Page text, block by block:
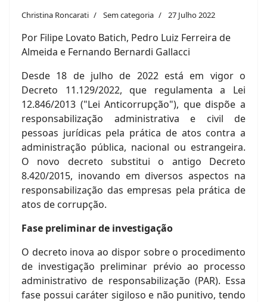
Christina Roncarati Sem categoria 27 Julho 2022
Por Filipe Lovato Batich, Pedro Luiz Ferreira de
Almeida e Fernando Bernardi Gallacci
Desde 18 de julho de 2022 está em vigor o
Decreto 11.129/2022, que regulamenta a Lei
12.846/2013 ("Lei Anticorrupção"), que dispõe a
responsabilização administrativa e civil de
pessoas jurídicas pela prática de atos contra a
administração pública, nacional ou estrangeira.
O novo decreto substitui o antigo Decreto
8.420/2015, inovando em diversos aspectos na
responsabilização das empresas pela prática de
atos de corrupção.
Fase preliminar de investigação
O decreto inova ao dispor sobre o procedimento
de investigação preliminar prévio ao processo
administrativo de responsabilização (PAR). Essa
fase possui caráter sigiloso e não punitivo, tendo